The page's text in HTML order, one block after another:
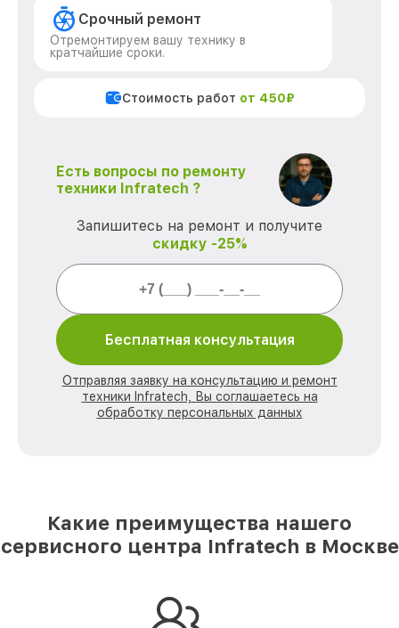
Срочный ремонт
Отремонтируем вашу технику в
кратчайшие сроки.
Стоимость работ от 450₽
Есть вопросы по ремонту
техники Infratech ?
Запишитесь на ремонт и получите
скидку -25%
Бесплатная консультация
Отправляя заявку на консультацию и ремонт
техники Infratech, Вы соглашаетесь на
обработку персональных данных
Какие преимущества нашего
сервисного центра Infratech в Москве